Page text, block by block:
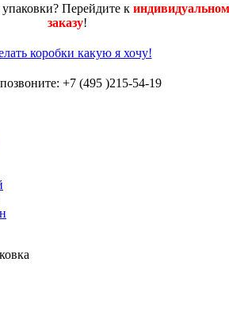
Перейдите к
заказу!
коробки какую я хочу!
+7 (495 )215-54-19